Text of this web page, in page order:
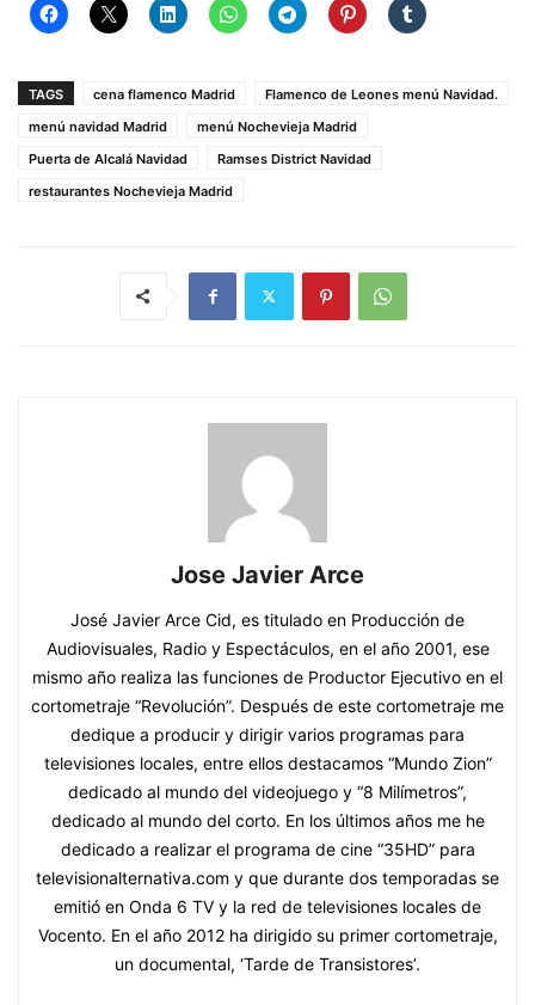
TAGS cena flamenco Madrid
Flamenco de Leones menú Navidad.
menú navidad Madrid
menú Nochevieja Madrid
Puerta de Alcalá Navidad
Ramses District Navidad
restaurantes Nochevieja Madrid
Jose Javier Arce
José Javier Arce Cid, es titulado en Producción de
Audiovisuales, Radio y Espectáculos, en el año 2001, ese
mismo año realiza las funciones de Productor Ejecutivo en el
cortometraje “Revolución”. Después de este cortometraje me
dedique a producir y dirigir varios programas para
televisiones locales, entre ellos destacamos “Mundo Zion”
dedicado al mundo del videojuego y “8 Milímetros”,
dedicado al mundo del corto. En los últimos años me he
dedicado a realizar el programa de cine “35HD” para
televisionalternativa.com y que durante dos temporadas se
emitió en Onda 6 TV y la red de televisiones locales de
Vocento. En el año 2012 ha dirigido su primer cortometraje,
un documental, ‘Tarde de Transistores’.